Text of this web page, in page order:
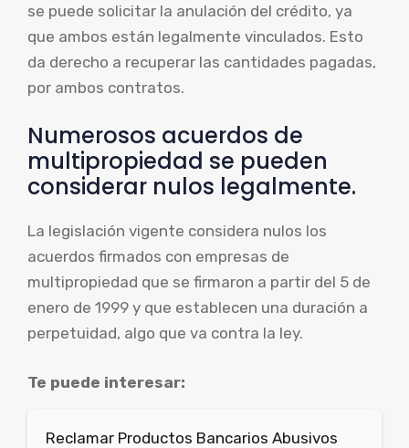
se puede solicitar la anulación del crédito, ya
que ambos están legalmente vinculados. Esto
da derecho a recuperar las cantidades pagadas,
por ambos contratos.
Numerosos acuerdos de
multipropiedad se pueden
considerar nulos legalmente.
La legislación vigente considera nulos los
acuerdos firmados con empresas de
multipropiedad que se firmaron a partir del 5 de
enero de 1999 y que establecen una duración a
perpetuidad, algo que va contra la ley.
Te puede interesar:
Reclamar Productos Bancarios Abusivos